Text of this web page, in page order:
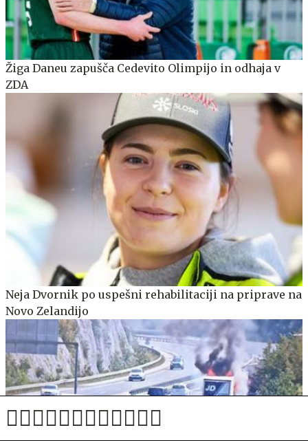
Žiga Daneu zapušča Cedevito Olimpijo in odhaja v
ZDA
Neja Dvornik po uspešni rehabilitaciji na priprave na
Novo Zelandijo